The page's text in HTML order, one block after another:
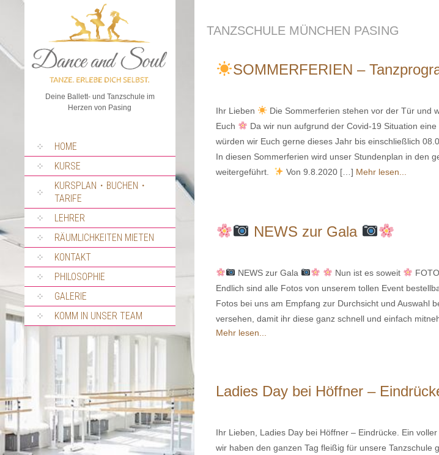
Deine Ballett- und Tanzschule im
Herzen von Pasing
SPRUNG
ZUM
INHALT
HOME
KURSE
KURSPLAN・BUCHEN・
TARIFE
LEHRER
RÄUMLICHKEITEN MIETEN
KONTAKT
PHILOSOPHIE
GALERIE
KOMM IN UNSER TEAM
TANZSCHULE MÜNCHEN PASING
SOMMERFERIEN –
Ihr Lieben
Die Sommerferien stehen vor der Tür und
Euch
Da wir nun aufgrund der Covid-19 Situation eine
würden wir Euch gerne dieses Jahr bis einschließlich
In diesen Sommerferien wird unser Stundenplan in den
weitergeführt.
Von 9.8.2020 […] Mehr lesen...
NEWS zur Gala
NEWS zur Gala Nun ist es soweit
Endlich sind alle Fotos von unserem tollen Event
Fotos bei uns am Empfang zur Durchsicht und Auswahl
versehen, damit ihr diese ganz schnell und einfach
Mehr lesen...
Ladies Day bei Höffner –
Ihr Lieben, Ladies Day bei Höffner – Eindrücke. Ein
wir haben den ganzen Tag fleißig für unsere Tanzschule